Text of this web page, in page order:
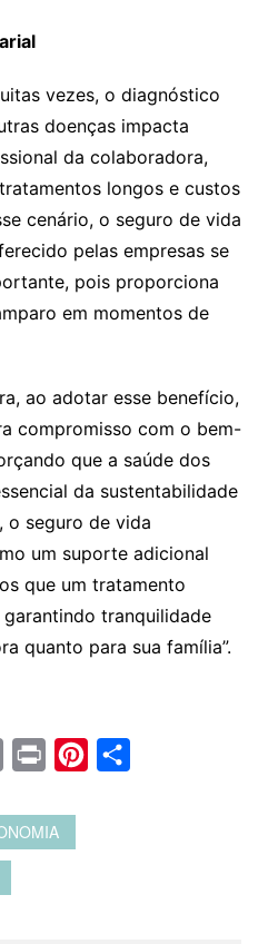
vezes, o diagnóstico
doenças impacta
da colaboradora,
longos e custos
cenário, o seguro de vida
pelas empresas se
pois proporciona
em momentos de
ao adotar esse benefício,
compromisso com o bem-
que a saúde dos
da sustentabilidade
o seguro de vida
um suporte adicional
que um tratamento
tranquilidade
quanto para sua família”.
a
i
i
n